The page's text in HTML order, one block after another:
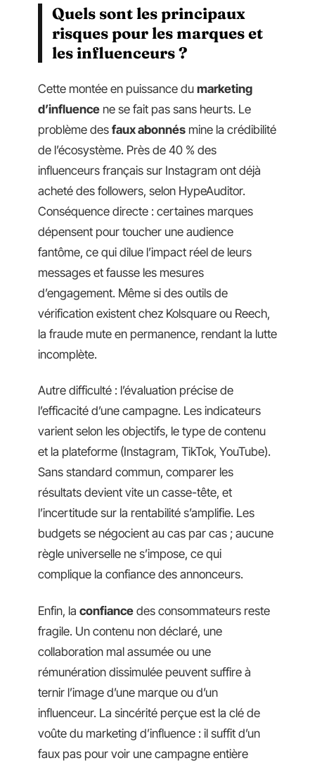
Quels sont les principaux
risques pour les marques et
les influenceurs ?
Cette montée en puissance du marketing
d’influence ne se fait pas sans heurts. Le
problème des faux abonnés mine la crédibilité
de l’écosystème. Près de 40 % des
influenceurs français sur Instagram ont déjà
acheté des followers, selon HypeAuditor.
Conséquence directe : certaines marques
dépensent pour toucher une audience
fantôme, ce qui dilue l’impact réel de leurs
messages et fausse les mesures
d’engagement. Même si des outils de
vérification existent chez Kolsquare ou Reech,
la fraude mute en permanence, rendant la lutte
incomplète.
Autre difficulté : l’évaluation précise de
l’efficacité d’une campagne. Les indicateurs
varient selon les objectifs, le type de contenu
et la plateforme (Instagram, TikTok, YouTube).
Sans standard commun, comparer les
résultats devient vite un casse-tête, et
l’incertitude sur la rentabilité s’amplifie. Les
budgets se négocient au cas par cas ; aucune
règle universelle ne s’impose, ce qui
complique la confiance des annonceurs.
Enfin, la confiance des consommateurs reste
fragile. Un contenu non déclaré, une
collaboration mal assumée ou une
rémunération dissimulée peuvent suffire à
ternir l’image d’une marque ou d’un
influenceur. La sincérité perçue est la clé de
voûte du marketing d’influence : il suffit d’un
faux pas pour voir une campagne entière